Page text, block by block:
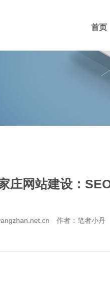
首页
庄网站建设：
作者：笔者小